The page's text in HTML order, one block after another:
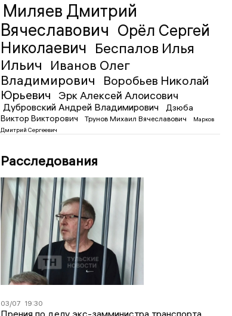
Миляев Дмитрий
Вячеславович Орёл Сергей
Николаевич Беспалов Илья
Ильич
Иванов Олег
Владимирович
Воробьев Николай
Юрьевич
Эрк Алексей Алоисович
Дубровский Андрей Владимирович
Дзюба
Виктор Викторович
Трунов Михаил Вячеславович
Марков
Дмитрий Сергеевич
Расследования
03/07 19:30
Прения по делу экс-замминистра транспорта